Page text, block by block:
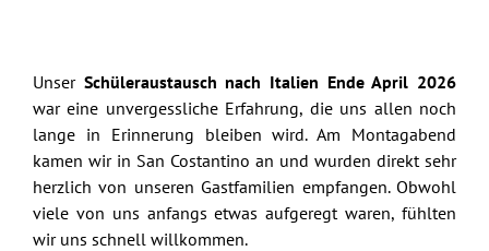
Unser Schüleraustausch nach Italien Ende April 2026
war eine unvergessliche Erfahrung, die uns allen noch
lange in Erinnerung bleiben wird. Am Montagabend
kamen wir in San Costantino an und wurden direkt sehr
herzlich von unseren Gastfamilien empfangen. Obwohl
viele von uns anfangs etwas aufgeregt waren, fühlten
wir uns schnell willkommen.